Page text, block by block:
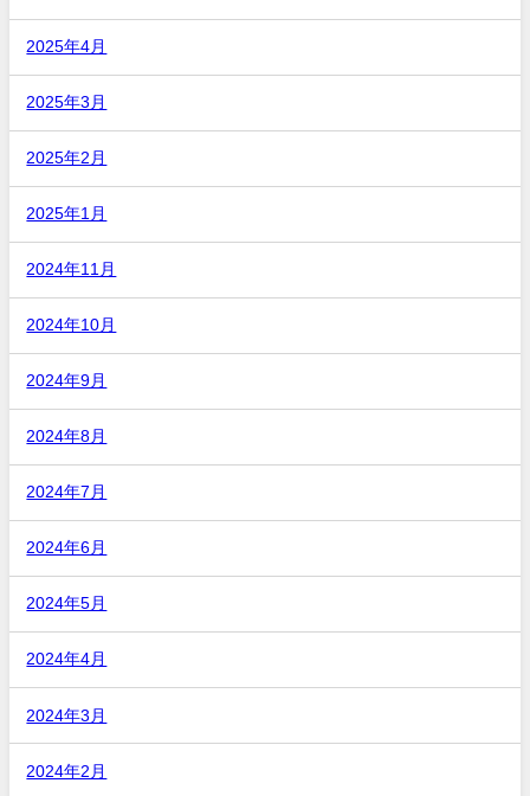
2025年4月
2025年3月
2025年2月
2025年1月
2024年11月
2024年10月
2024年9月
2024年8月
2024年7月
2024年6月
2024年5月
2024年4月
2024年3月
2024年2月